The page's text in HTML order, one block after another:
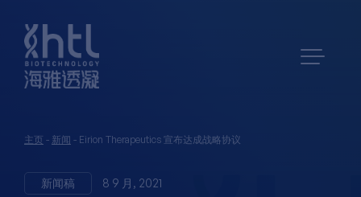
主页 - 新闻 - Eirion Therapeutics 宣布达成战略协议
新闻稿 8 9 月, 2021